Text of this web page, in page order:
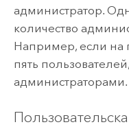
администратор.
количество
Например, если на
пять
администраторами.